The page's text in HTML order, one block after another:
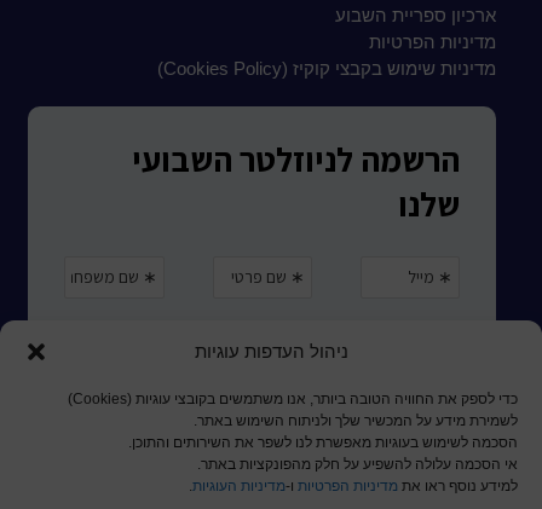
ניהול העדפות עוגיות
כדי לספק את החוויה הטובה ביותר, אנו משתמשים בקובצי עוגיות (Cookies)
לשמירת מידע על המכשיר שלך ולניתוח השימוש באתר.
הסכמה לשימוש בעוגיות מאפשרת לנו לשפר את השירותים והתוכן.
אי הסכמה עלולה להשפיע על חלק מהפונקציות באתר.
למידע נוסף ראו את מדיניות הפרטיות ו-מדיניות העוגיות.
ארכיון ספריית השבוע
מדיניות הפרטיות
מדיניות שימוש בקבצי קוקיז (Cookies Policy)